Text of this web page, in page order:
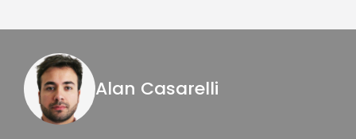
Alan Casarelli